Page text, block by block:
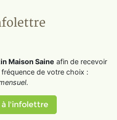
Maison Saine afin de recevoir
de votre choix :
.
à l'infolettre